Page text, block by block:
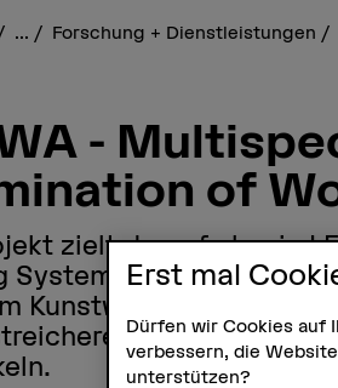
... Forschung + Dienstleistungen
-
of
zielt darauf ab, ein
System für die
Kunstwerk
Darstellung von
Erst mal
Dürfen wir Cookies auf
verbessern, die
unterstützen?